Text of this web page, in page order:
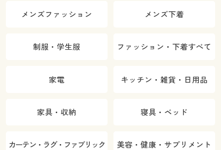
メンズファッション メンズ下着
制服・学生服 ファッション・下着すべて
家電 キッチン・雑貨・日用品
家具・収納 寝具・ベッド
カーテン・ラグ・ファブリック 美容・健康・サプリメント